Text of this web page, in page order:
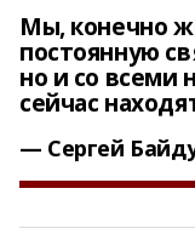
Мы, конечно
постоянную
но и со всеми
сейчас
Сергей